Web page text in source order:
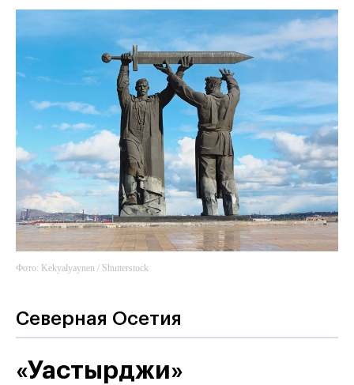
Фото: Kekyalyaynen / Shutterstock
Северная Осетия
«Уастырджи»